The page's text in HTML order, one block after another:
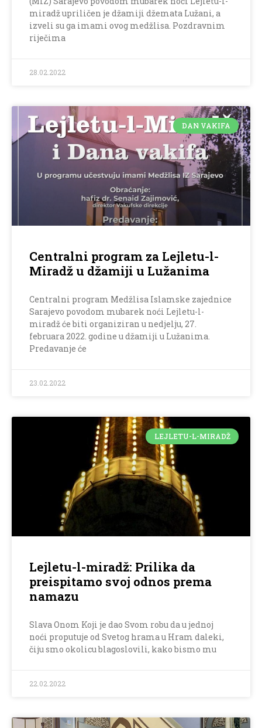
miradž upriličen je džamiji džemata Lužani, a
izveli su ga imami ovog medžlisa. Pozdravnim
riječima
28.02.2022
DAN VAKIFA
Centralni program za Lejletu-l-
Miradž u džamiji u Lužanima
Centralni program Medžlisa Islamske zajednice
Sarajevo povodom mubarek noći Lejletu-l-
miradž će biti organiziran u nedjelju, 27.
februara 2022. godine u džamiji u Lužanima.
Predavanje će
23.02.2022
LEJLETU-L-MIRADŽ
Lejletu-l-miradž: Prilika da
preispitamo svoj odnos prema
namazu
Slava Onom Koji je dao Svom robu da u jednoj
noći proputuje od Svetog hrama u Hram daleki,
čiju smo okolicu blagoslovili, kako bismo mu
22.02.2022